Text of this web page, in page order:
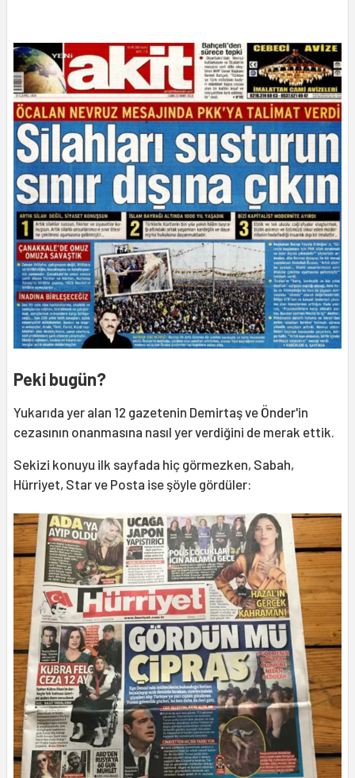
Peki bugün?
Yukarıda yer alan 12 gazetenin Demirtaş ve Önder'in
cezasının onanmasına nasıl yer verdiğini de merak ettik.
Sekizi konuyu ilk sayfada hiç görmezken, Sabah,
Hürriyet, Star ve Posta ise şöyle gördüler: